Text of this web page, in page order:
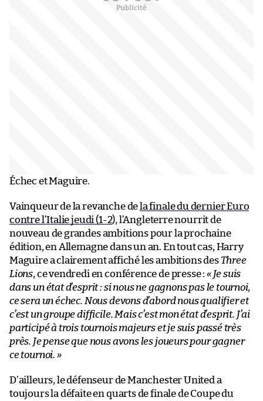
Échec et Maguire.
Vainqueur de la revanche de la finale du dernier Euro
contre l’Italie jeudi (1-2), l’Angleterre nourrit de
nouveau de grandes ambitions pour la prochaine
édition, en Allemagne dans un an. En tout cas, Harry
Maguire a clairement affiché les ambitions des Three
Lions, ce vendredi en conférence de presse : « Je suis
dans un état d’esprit : si nous ne gagnons pas le tournoi,
ce sera un échec. Nous devons d’abord nous qualifier et
c’est un groupe difficile. Mais c’est mon état d’esprit. J’ai
participé à trois tournois majeurs et je suis passé très
près. Je pense que nous avons les joueurs pour gagner
ce tournoi. »
D’ailleurs, le défenseur de Manchester United a
toujours la défaite en quarts de finale de Coupe du